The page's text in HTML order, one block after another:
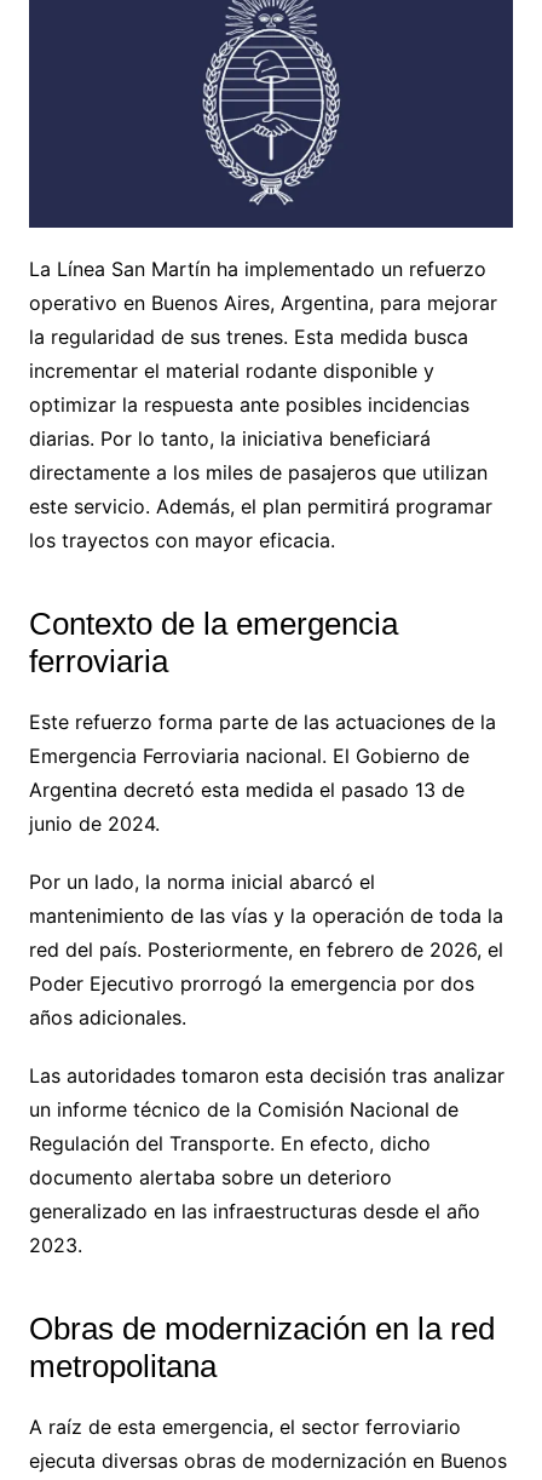
La Línea San Martín ha implementado un refuerzo
operativo en Buenos Aires, Argentina, para mejorar
la regularidad de sus trenes. Esta medida busca
incrementar el material rodante disponible y
optimizar la respuesta ante posibles incidencias
diarias. Por lo tanto, la iniciativa beneficiará
directamente a los miles de pasajeros que utilizan
este servicio. Además, el plan permitirá programar
los trayectos con mayor eficacia.
Contexto de la emergencia
ferroviaria
Este refuerzo forma parte de las actuaciones de la
Emergencia Ferroviaria nacional. El Gobierno de
Argentina decretó esta medida el pasado 13 de
junio de 2024.
Por un lado, la norma inicial abarcó el
mantenimiento de las vías y la operación de toda la
red del país. Posteriormente, en febrero de 2026, el
Poder Ejecutivo prorrogó la emergencia por dos
años adicionales.
Las autoridades tomaron esta decisión tras analizar
un informe técnico de la Comisión Nacional de
Regulación del Transporte. En efecto, dicho
documento alertaba sobre un deterioro
generalizado en las infraestructuras desde el año
2023.
Obras de modernización en la red
metropolitana
A raíz de esta emergencia, el sector ferroviario
ejecuta diversas obras de modernización en Buenos